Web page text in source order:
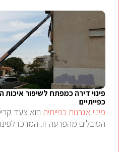
פינוי דירה כמפתח לשיפור איכות
כפייתיים
פינוי אגרנות כפייתית הוא צעד
הסובלים מהפרעה זו. המרכז